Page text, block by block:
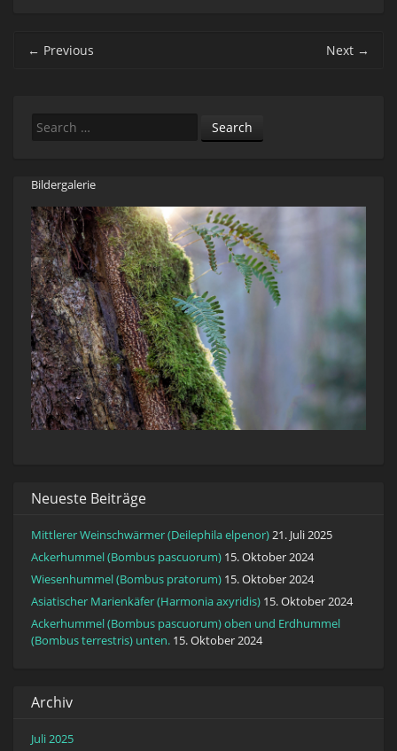
Post navigation
← Previous Next →
Search
Bildergalerie
Neueste Beiträge
Mittlerer Weinschwärmer (Deilephila elpenor)21. Juli 2025
Ackerhummel (Bombus pascuorum) 15. Oktober 2024
Wiesenhummel (Bombus pratorum) 15. Oktober 2024
Asiatischer Marienkäfer (Harmonia axyridis) 15. Oktober 2024
Ackerhummel (Bombus pascuorum) oben und Erdhummel
(Bombus terrestris) unten. 15. Oktober 2024
Archiv
Juli 2025